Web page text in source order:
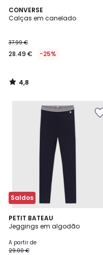
CONVERSE
Calças em canelado
37.99 €
28.49 € -25%
4,8
/ 5
4,8
/
Saldos
PETIT BATEAU
Jeggings em algodão
A partir de
29.00 €